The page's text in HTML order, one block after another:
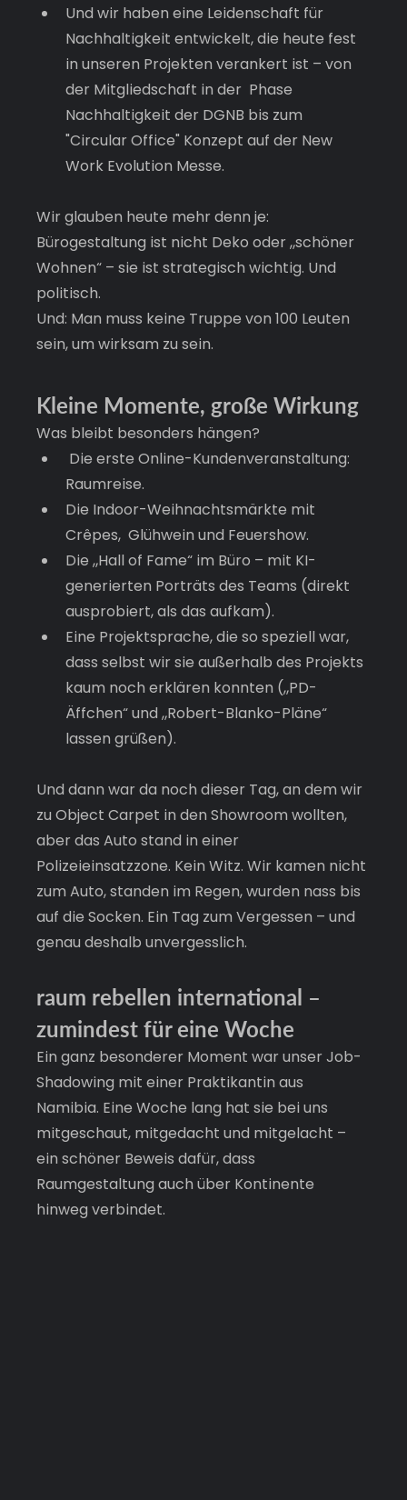
Und wir haben eine Leidenschaft für
Nachhaltigkeit entwickelt, die heute fest
in unseren Projekten verankert ist – von
der Mitgliedschaft in der  Phase
Nachhaltigkeit der DGNB bis zum
"Circular Office" Konzept auf der New
Work Evolution Messe.
Wir glauben heute mehr denn je:
Bürogestaltung ist nicht Deko oder „schöner
Wohnen“ – sie ist strategisch wichtig. Und
politisch.
Und: Man muss keine Truppe von 100 Leuten
sein, um wirksam zu sein.
Kleine Momente, große Wirkung
Was bleibt besonders hängen?
Raumreise.
Die Indoor-Weihnachtsmärkte mit
Crêpes,  Glühwein und Feuershow.
Die „Hall of Fame“ im Büro – mit KI-
generierten Porträts des Teams (direkt
ausprobiert, als das aufkam).
Eine Projektsprache, die so speziell war,
dass selbst wir sie außerhalb des Projekts
kaum noch erklären konnten („PD-
Äffchen“ und „Robert-Blanko-Pläne“
lassen grüßen).
Und dann war da noch dieser Tag, an dem wir
zu Object Carpet in den Showroom wollten,
aber das Auto stand in einer
Polizeieinsatzzone. Kein Witz. Wir kamen nicht
zum Auto, standen im Regen, wurden nass bis
auf die Socken. Ein Tag zum Vergessen – und
genau deshalb unvergesslich.
raum rebellen international –
zumindest für eine Woche
Ein ganz besonderer Moment war unser Job-
Shadowing mit einer Praktikantin aus
Namibia. Eine Woche lang hat sie bei uns
mitgeschaut, mitgedacht und mitgelacht –
ein schöner Beweis dafür, dass
Raumgestaltung auch über Kontinente
hinweg verbindet.